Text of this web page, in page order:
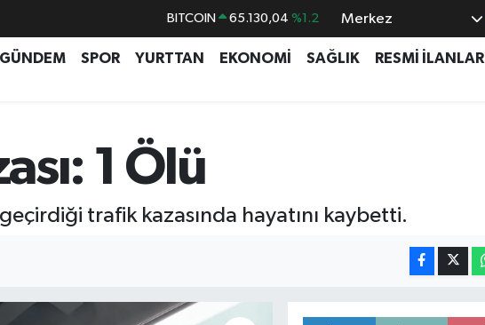
BITCOIN 65.130,04 %1.2
DOLAR 47,7106 %0.17
GRAM ALTIN
BİST100
Merkez
GÜNDEM SPOR YURTTAN EKONOMİ SAĞLIK
RESMİ İLANLAR
1 Ölü
trafik kazasında hayatını kaybetti.